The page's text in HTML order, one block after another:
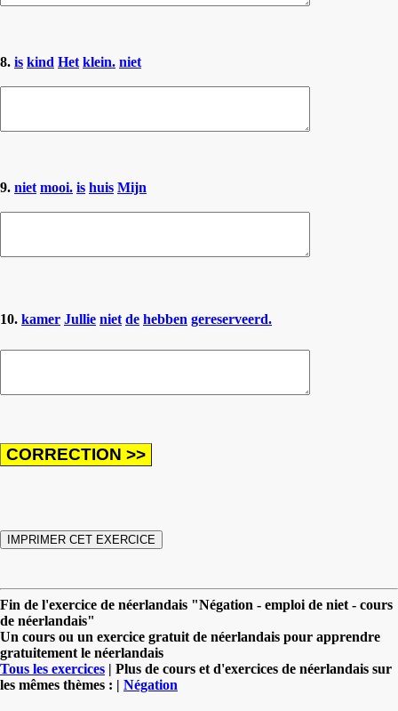
8. is kind Het klein. niet
9. niet mooi. is huis Mijn
10. kamer Jullie niet de hebben gereserveerd.
Fin de l'exercice de néerlandais "Négation - emploi de niet - cours
de néerlandais"
Un cours ou un exercice gratuit de néerlandais pour apprendre
gratuitement le néerlandais
Tous les exercices | Plus de cours et d'exercices de néerlandais sur
les mêmes thèmes : | Négation